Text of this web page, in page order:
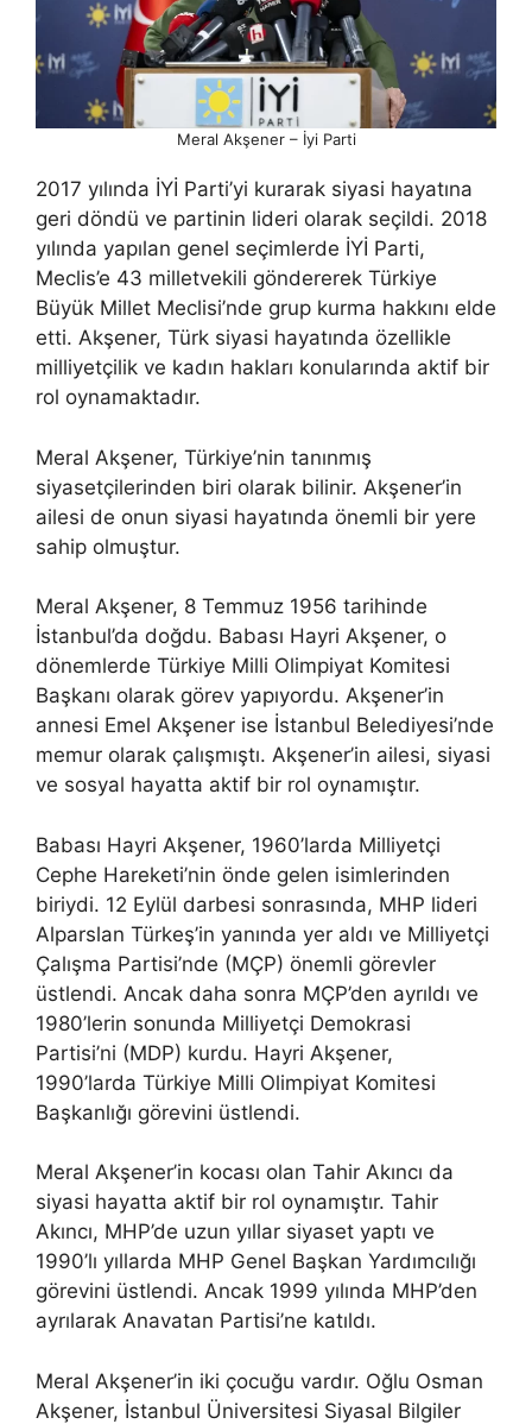
Meral Akşener – İyi Parti
2017 yılında İYİ Parti’yi kurarak siyasi hayatına
geri döndü ve partinin lideri olarak seçildi. 2018
yılında yapılan genel seçimlerde İYİ Parti,
Meclis’e 43 milletvekili göndererek Türkiye
Büyük Millet Meclisi’nde grup kurma hakkını elde
etti. Akşener, Türk siyasi hayatında özellikle
milliyetçilik ve kadın hakları konularında aktif bir
rol oynamaktadır.
Meral Akşener, Türkiye’nin tanınmış
siyasetçilerinden biri olarak bilinir. Akşener’in
ailesi de onun siyasi hayatında önemli bir yere
sahip olmuştur.
Meral Akşener, 8 Temmuz 1956 tarihinde
İstanbul’da doğdu. Babası Hayri Akşener, o
dönemlerde Türkiye Milli Olimpiyat Komitesi
Başkanı olarak görev yapıyordu. Akşener’in
annesi Emel Akşener ise İstanbul Belediyesi’nde
memur olarak çalışmıştı. Akşener’in ailesi, siyasi
ve sosyal hayatta aktif bir rol oynamıştır.
Babası Hayri Akşener, 1960’larda Milliyetçi
Cephe Hareketi’nin önde gelen isimlerinden
biriydi. 12 Eylül darbesi sonrasında, MHP lideri
Alparslan Türkeş’in yanında yer aldı ve Milliyetçi
Çalışma Partisi’nde (MÇP) önemli görevler
üstlendi. Ancak daha sonra MÇP’den ayrıldı ve
1980’lerin sonunda Milliyetçi Demokrasi
Partisi’ni (MDP) kurdu. Hayri Akşener,
1990’larda Türkiye Milli Olimpiyat Komitesi
Başkanlığı görevini üstlendi.
Meral Akşener’in kocası olan Tahir Akıncı da
siyasi hayatta aktif bir rol oynamıştır. Tahir
Akıncı, MHP’de uzun yıllar siyaset yaptı ve
1990’lı yıllarda MHP Genel Başkan Yardımcılığı
görevini üstlendi. Ancak 1999 yılında MHP’den
ayrılarak Anavatan Partisi’ne katıldı.
Meral Akşener’in iki çocuğu vardır. Oğlu Osman
Akşener, İstanbul Üniversitesi Siyasal Bilgiler